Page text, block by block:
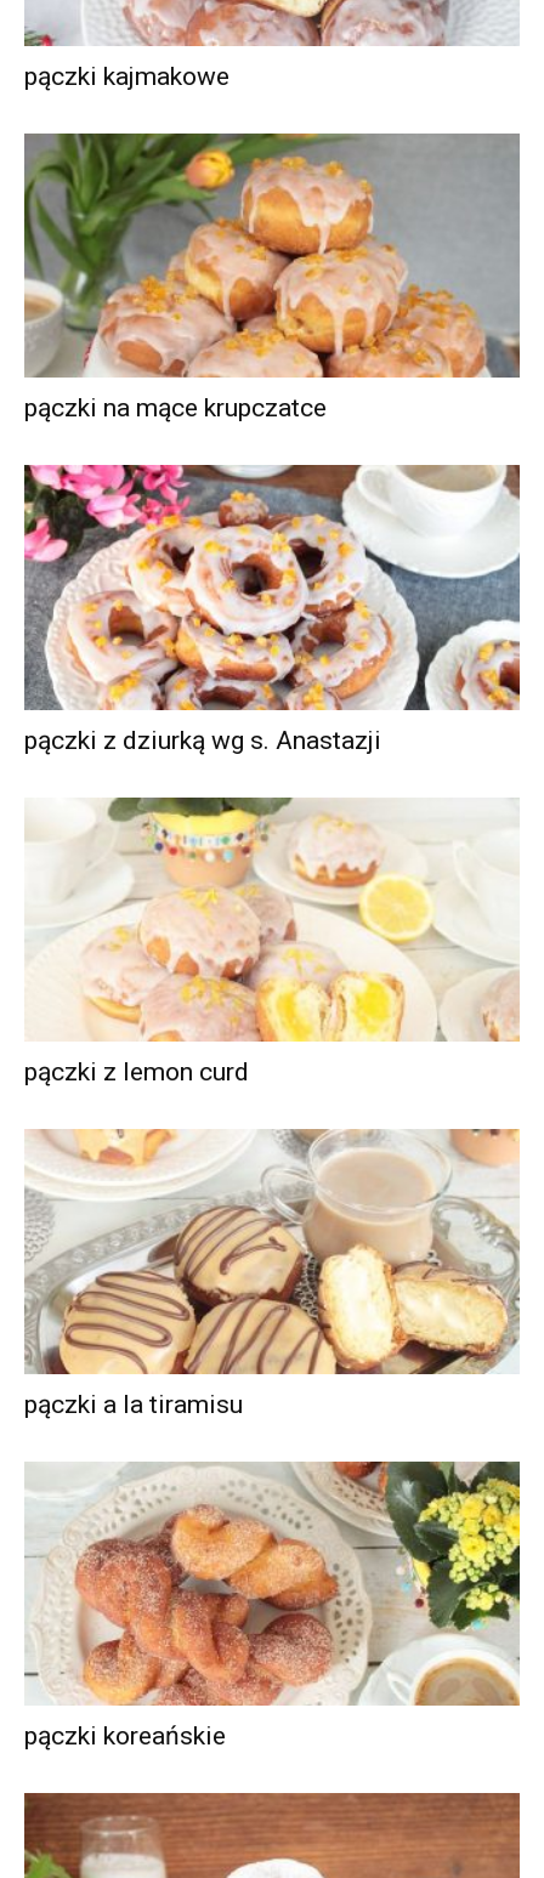
pączki kajmakowe
pączki na mące krupczatce
pączki z dziurką wg s. Anastazji
pączki z lemon curd
pączki a la tiramisu
pączki koreańskie